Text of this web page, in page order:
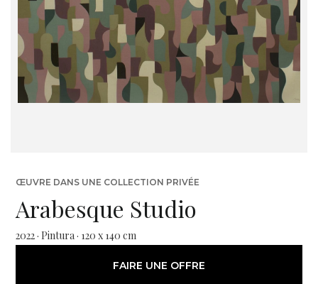
ŒUVRE DANS UNE COLLECTION PRIVÉE
Arabesque Studio
2022 · Pintura · 120 x 140 cm
FAIRE UNE OFFRE